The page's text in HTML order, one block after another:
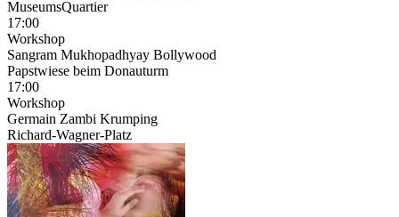
MuseumsQuartier
17:00
Workshop
Sangram Mukhopadhyay Bollywood
Papstwiese beim Donauturm
17:00
Workshop
Germain Zambi Krumping
Richard-Wagner-Platz